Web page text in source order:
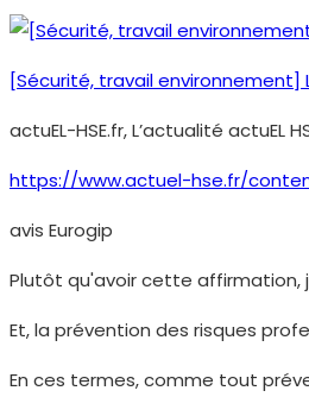
publication :
lecture :
[Sécurité, travail environnement]
actuEL-HSE.fr, L’actualité actuEL
https://www.actuel-hse.fr/
avis Eurogip
Plutôt qu'avoir cette affirmation,
Et, la prévention des risques
En ces termes, comme tout